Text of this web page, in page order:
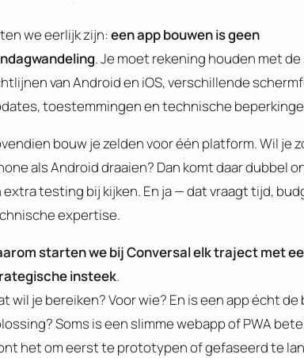
we eerlijk zijn: een app bouwen is geen
. Je moet rekening houden met
van Android en iOS, verschillende
toestemmingen en technische
bouw je zelden voor één platform. Wil je
als Android draaien? Dan komt daar dubbel
extra testing bij kijken. En ja — dat vraagt tijd,
expertise.
starten we bij Conversal elk traject met
insteek.
wil je bereiken? Voor wie? En is een app écht de
Soms is een slimme webapp of PWA
het om eerst te prototypen of gefaseerd te